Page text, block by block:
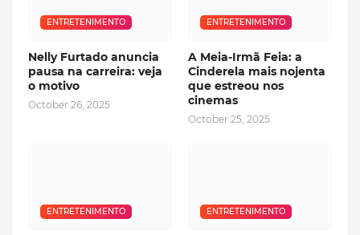
ENTRETENIMENTO
Nelly Furtado anuncia
pausa na carreira: veja
o motivo
October 26, 2025
ENTRETENIMENTO
A Meia-Irmã Feia: a
Cinderela mais nojenta
que estreou nos
cinemas
October 25, 2025
ENTRETENIMENTO ENTRETENIMENTO